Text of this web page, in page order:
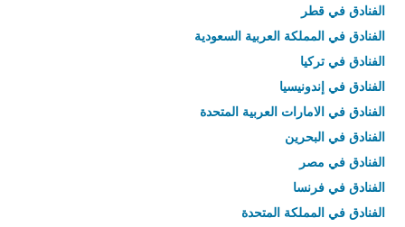
الفنادق في قطر
الفنادق في المملكة العربية السعودية
الفنادق في تركيا
الفنادق في إندونيسيا
الفنادق في الامارات العربية المتحدة
الفنادق في البحرين
الفنادق في مصر
الفنادق في فرنسا
الفنادق في المملكة المتحدة